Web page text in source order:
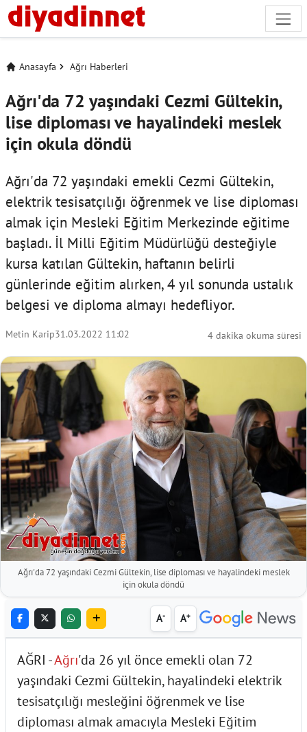
Anasayfa Ağrı Haberleri
Ağrı'da 72 yaşındaki Cezmi Gültekin,
lise diploması ve hayalindeki meslek
için okula döndü
Ağrı'da 72 yaşındaki emekli Cezmi Gültekin,
elektrik tesisatçılığı öğrenmek ve lise diploması
almak için Mesleki Eğitim Merkezinde eğitime
başladı. İl Milli Eğitim Müdürlüğü desteğiyle
kursa katılan Gültekin, haftanın belirli
günlerinde eğitim alırken, 4 yıl sonunda ustalık
belgesi ve diploma almayı hedefliyor.
Metin Karip31.03.2022 11:02 4 dakika okuma süresi
Ağrı'da 72 yaşındaki Cezmi Gültekin, lise diploması ve hayalindeki meslek
için okula döndü
A- A+
AĞRI -Ağrı'da 26 yıl önce emekli olan 72
yaşındaki Cezmi Gültekin, hayalindeki elektrik
tesisatçılığı mesleğini öğrenmek ve lise
diploması almak amacıyla Mesleki Eğitim